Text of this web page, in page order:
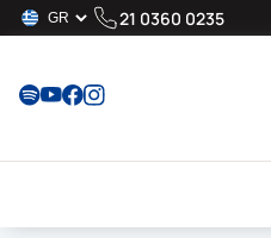
21 0360 0235